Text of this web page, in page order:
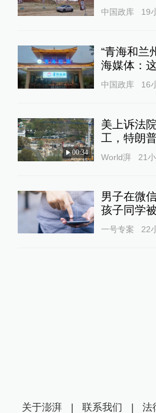
中国政库 19
“青海和兰
海媒体：
中国政库 16
00:34
美上诉法
工，特朗
World湃 21
男子在微
孩子同学
一号专案 22
关于澎湃 | 联系我们 | 法